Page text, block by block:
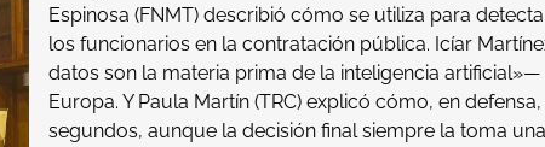
Espinosa (FNMT) describió cómo se utiliza para
los funcionarios en la contratación pública. Icíar
datos son la materia prima de la inteligencia
Europa. Y Paula Martín (TRC) explicó cómo, en
segundos, aunque la decisión final siempre la toma